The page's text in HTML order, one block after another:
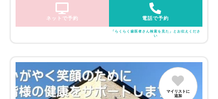
ネットで予約 電話で予約
「らくらく歯医者さん検索を見た」とお伝えくださ
い
マイリストに
追加